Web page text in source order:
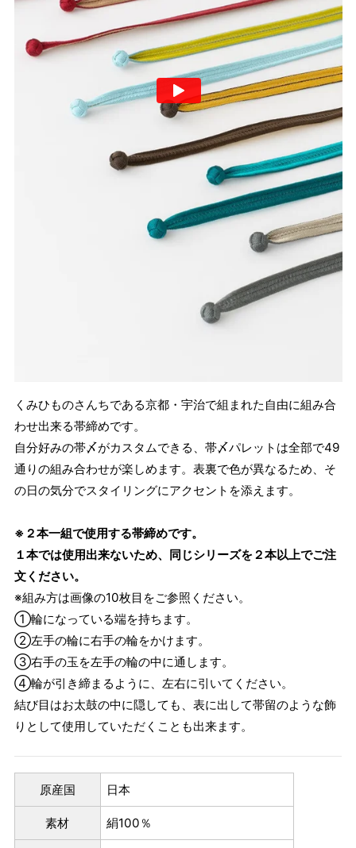
くみひものさんちである京都・宇治で組まれた自由に組み合
わせ出来る帯締めです。
自分好みの帯〆がカスタムできる、帯〆パレットは全部で49
通りの組み合わせが楽しめます。表裏で色が異なるため、そ
の日の気分でスタイリングにアクセントを添えます。
※２本一組で使用する帯締めです。
１本では使用出来ないため、同じシリーズを２本以上でご注
文ください。
※組み方は画像の10枚目をご参照ください。
①輪になっている端を持ちます。
②左手の輪に右手の輪をかけます。
③右手の玉を左手の輪の中に通します。
④輪が引き締まるように、左右に引いてください。
結び目はお太鼓の中に隠しても、表に出して帯留のような飾
りとして使用していただくことも出来ます。
原産国 日本
素材 絹100％